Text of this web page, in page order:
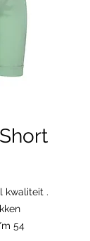
kwaliteit .
54